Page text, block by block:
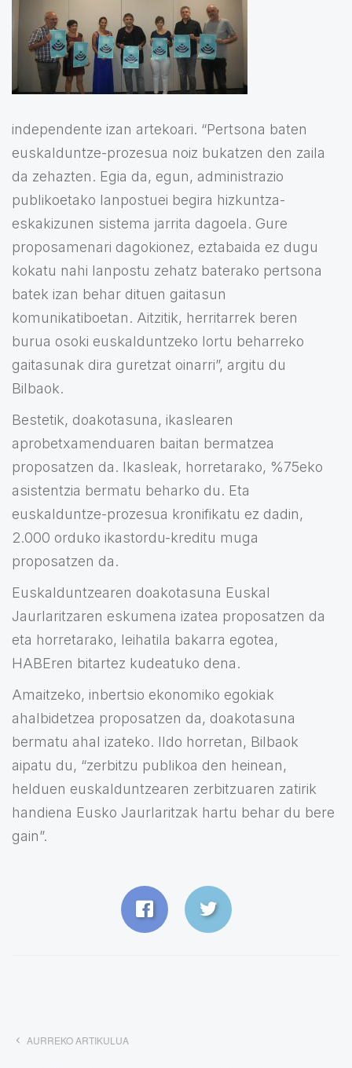
independente izan artekoari. “Pertsona baten
euskalduntze-prozesua noiz bukatzen den zaila
da zehazten. Egia da, egun, administrazio
publikoetako lanpostuei begira hizkuntza-
eskakizunen sistema jarrita dagoela. Gure
proposamenari dagokionez, eztabaida ez dugu
kokatu nahi lanpostu zehatz baterako pertsona
batek izan behar dituen gaitasun
komunikatiboetan. Aitzitik, herritarrek beren
burua osoki euskalduntzeko lortu beharreko
gaitasunak dira guretzat oinarri”, argitu du
Bilbaok.
Bestetik, doakotasuna, ikaslearen
aprobetxamenduaren baitan bermatzea
proposatzen da. Ikasleak, horretarako, %75eko
asistentzia bermatu beharko du. Eta
euskalduntze-prozesua kronifikatu ez dadin,
2.000 orduko ikastordu-kreditu muga
proposatzen da.
Euskalduntzearen doakotasuna Euskal
Jaurlaritzaren eskumena izatea proposatzen da
eta horretarako, leihatila bakarra egotea,
HABEren bitartez kudeatuko dena.
Amaitzeko, inbertsio ekonomiko egokiak
ahalbidetzea proposatzen da, doakotasuna
bermatu ahal izateko. Ildo horretan, Bilbaok
aipatu du, “zerbitzu publikoa den heinean,
helduen euskalduntzearen zerbitzuaren zatirik
handiena Eusko Jaurlaritzak hartu behar du bere
gain”.
AURREKO ARTIKULUA